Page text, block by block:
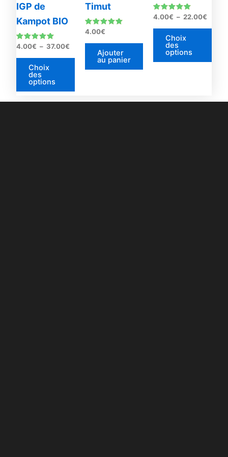
IGP de
Kampot BIO
Note
sur 5
4.00€ – 37.00€
Choix
des
options
être
choisies
sur
page
Timut
Note
sur 5
4.00€
Ajouter
au panier
Note
sur 5
4.00€ – 22.00€
Choix
des
options